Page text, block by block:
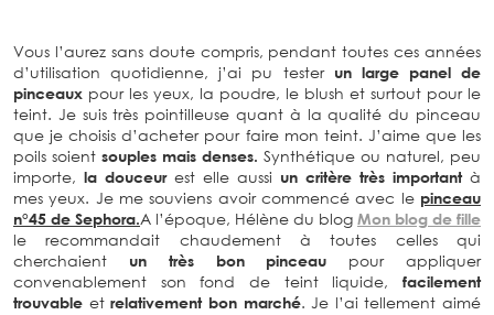
Vous l’aurez sans doute compris, pendant toutes ces années
d’utilisation quotidienne, j’ai pu tester un large panel de
pinceaux pour les yeux, la poudre, le blush et surtout pour le
teint. Je suis très pointilleuse quant à la qualité du pinceau
que je choisis d’acheter pour faire mon teint. J’aime que les
poils soient souples mais denses. Synthétique ou naturel, peu
importe, la douceurest elle aussi un critère très importantà
mes yeux. Je me souviens avoir commencé avec le pinceau
n°45 de Sephora.A l’époque, Hélène du blog Mon blog de fille
le recommandait chaudement à toutes celles qui
cherchaient un très bon pinceau pour appliquer
convenablement son fond de teint liquide, facilement
trouvable etrelativement bon marché. Je l’ai tellement aimé